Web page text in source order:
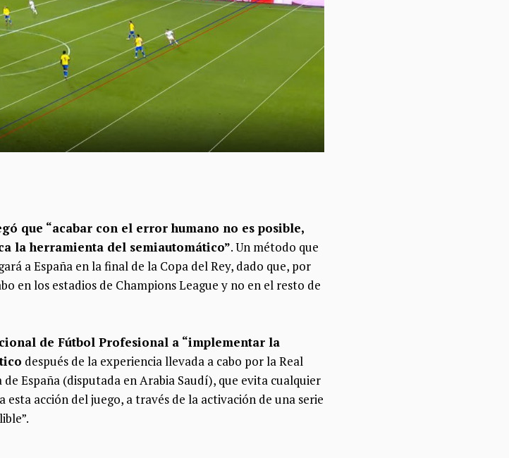
que “acabar con el error humano no es posible,
la herramienta del semiautomático”. Un método que
a España en la final de la Copa del Rey, dado que, por
en los estadios de Champions League y no en el resto de
de Fútbol Profesional a “implementar la
después de la experiencia llevada a cabo por la Real
España (disputada en Arabia Saudí), que evita cualquier
acción del juego, a través de la activación de una serie